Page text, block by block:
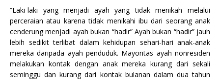
“Laki-laki yang menjadi ayah yang tidak menikah melalui
perceraian atau karena tidak menikahi ibu dari seorang anak
cenderung menjadi ayah bukan “hadir” Ayah bukan “hadir” jauh
lebih sedikit terlibat dalam kehidupan sehari-hari anak-anak
mereka daripada ayah penduduk. Mayoritas ayah nonresiden
melakukan kontak dengan anak mereka kurang dari sekali
seminggu dan kurang dari kontak bulanan dalam dua tahun